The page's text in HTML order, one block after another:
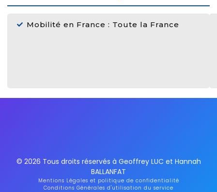
Mobilité en France : Toute la France
© 2026 Tous droits réservés à Geoffrey LUC et Hannah
BALLANFAT
Mentions Légales et politique de confidentialité
Conditions Générales d'utilisation du service